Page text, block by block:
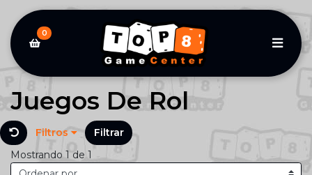
0
Juegos De Rol
Filtros
Filtrar
Mostrando 1 de 1